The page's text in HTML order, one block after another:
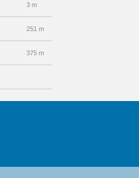
3 m
251 m
375 m